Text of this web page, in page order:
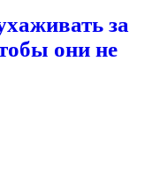
за
они не